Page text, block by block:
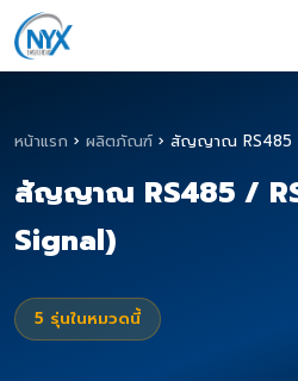
หน้าแรก › ผลิตภัณฑ์ › สัญญาณ RS485
สัญญาณ RS485 /
Signal)
5 รุ่นในหมวดนี้